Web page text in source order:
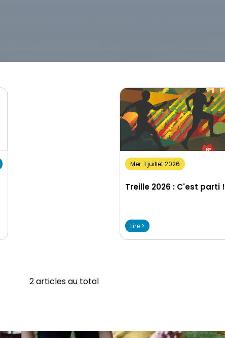
Mer. 1 juillet 2026
Treille 2026 : C'est parti !
Lire >
2 articles au total